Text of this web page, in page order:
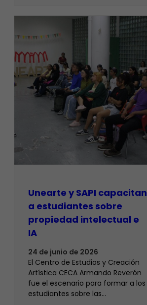
Unearte y SAPI capacitan
a estudiantes sobre
propiedad intelectual e
IA
24 de junio de 2026
El Centro de Estudios y Creación
Artística CECA Armando Reverón
fue el escenario para formar a los
estudiantes sobre las…